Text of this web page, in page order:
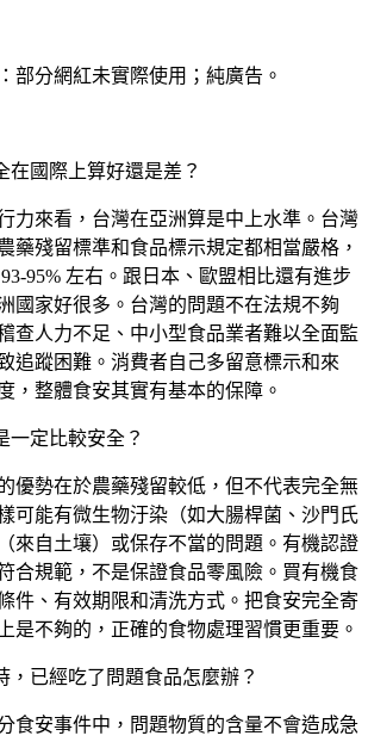
：部分網紅未實際使用；純廣告。
在國際上算好還是差？
力來看，台灣在亞洲算是中上水準。台灣
藥殘留標準和食品標示規定都相當嚴格，
95% 左右。跟日本、歐盟相比還有進步
國家好很多。台灣的問題不在法規不夠
查人力不足、中小型食品業者難以全面監
追蹤困難。消費者自己多留意標示和來
，整體食安其實有基本的保障。
一定比較安全？
優勢在於農藥殘留較低，但不代表完全無
可能有微生物汙染（如大腸桿菌、沙門氏
來自土壤）或保存不當的問題。有機認證
合規範，不是保證食品零風險。買有機食
件、有效期限和清洗方式。把食安完全寄
是不夠的，正確的食物處理習慣更重要。
，已經吃了問題食品怎麼辦？
食安事件中，問題物質的含量不會造成急